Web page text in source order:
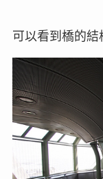
可以看到橋的結